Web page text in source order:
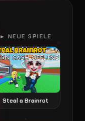
► NEUE SPIELE
Steal a Brainrot